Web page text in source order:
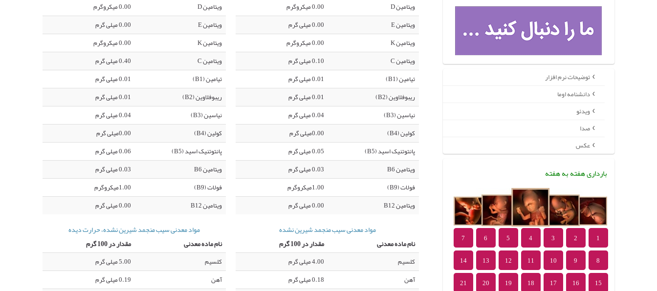
ویتامین D
0.00 میکروگرم
ویتامین E
0.00 میلی گرم
ویتامین K
0.00 میکروگرم
ویتامین C
0.10 میلی گرم
تیامین (B1)
0.01 میلی گرم
ریبوفلاوین (B2)
0.01 میلی گرم
نیاسین (B3)
0.04 میلی گرم
کولین (B4)
0.00میلی گرم
پانتوتنیک اسید (B5)
0.05 میلی گرم
ویتامین B6
0.03 میلی گرم
فولات (B9)
1.00میکروگرم
ویتامین B12
0.00 میلی گرم
مواد معدنی سیب منجمد شیرین نشده
نام ماده معدنی
مقدار در 100 گرم
کلسیم
4.00 میلی گرم
آهن
0.18 میلی گرم
ویتامین D
0.00 میکروگرم
ویتامین E
0.00 میلی گرم
ویتامین K
0.00 میکروگرم
ویتامین C
0.40 میلی گرم
تیامین (B1)
0.01 میلی گرم
ریبوفلاوین (B2)
0.01 میلی گرم
نیاسین (B3)
0.04 میلی گرم
کولین (B4)
0.00میلی گرم
پانتوتنیک اسید (B5)
0.06 میلی گرم
ویتامین B6
0.03 میلی گرم
فولات (B9)
1.00میکروگرم
ویتامین B12
0.00 میلی گرم
مواد معدنی سیب منجمد شیرین نشده، حرارت دیده
نام ماده معدنی
مقدار در 100 گرم
کلسیم
5.00 میلی گرم
آهن
0.19 میلی گرم
توضیحات نرم افزار
دانشنامه اوما
ویدئو
صدا
عکس
بارداری هفته به هفته
1
2
3
4
5
6
7
8
9
10
11
12
13
14
15
16
17
18
19
20
21